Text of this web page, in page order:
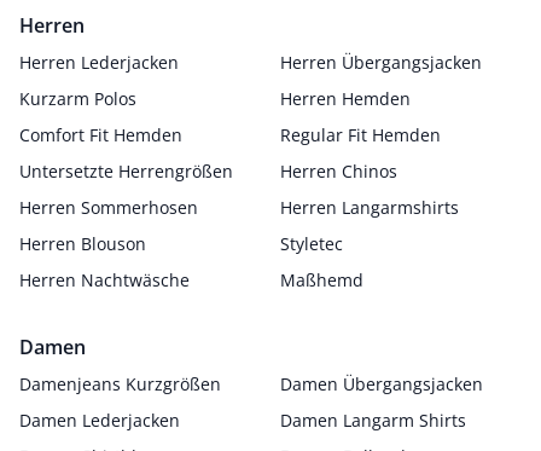
Herren
Herren Lederjacken
Herren Übergangsjacken
Kurzarm Polos
Herren Hemden
Comfort Fit Hemden
Regular Fit Hemden
Untersetzte Herrengrößen
Herren Chinos
Herren Sommerhosen
Herren Langarmshirts
Herren Blouson
Styletec
Herren Nachtwäsche
Maßhemd
Damen
Damenjeans Kurzgrößen
Damen Übergangsjacken
Damen Lederjacken
Damen Langarm Shirts